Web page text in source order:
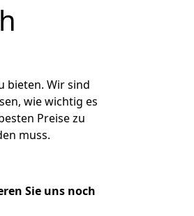
bieten. Wir sind
wie wichtig es
Preise zu
muss.
Sie uns noch